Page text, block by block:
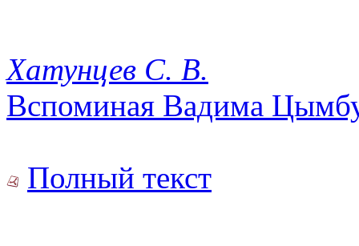
Хатунцев С. В.
Вспоминая Вадима
Полный текст